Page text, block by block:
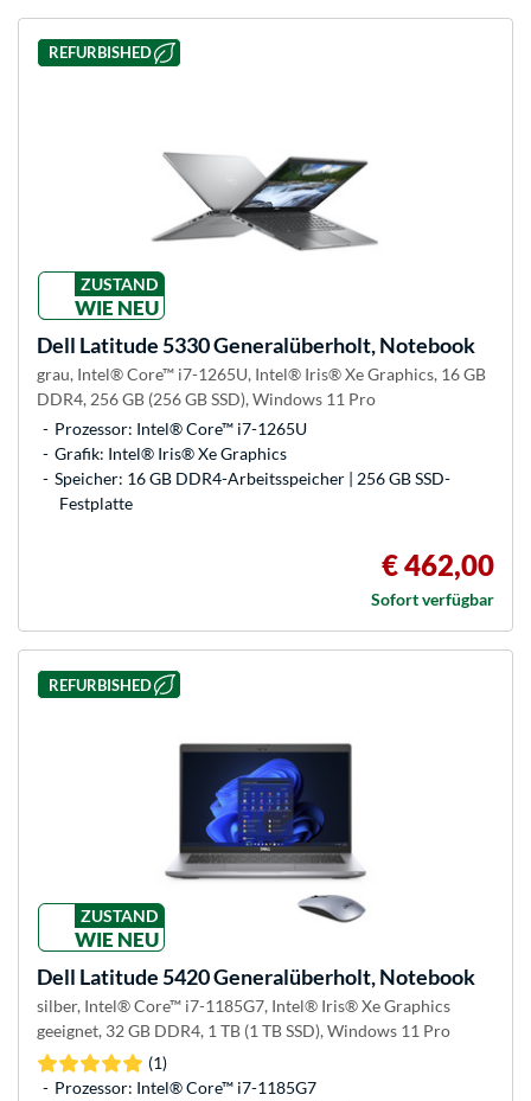
REFURBISHED
ZUSTAND
WIE NEU
Dell Latitude 5330 Generalüberholt, Notebook
grau, Intel® Core™ i7-1265U, Intel® Iris® Xe Graphics, 16 GB
DDR4, 256 GB (256 GB SSD), Windows 11 Pro
Prozessor: Intel® Core™ i7-1265U
Grafik: Intel® Iris® Xe Graphics
Speicher: 16 GB DDR4-Arbeitsspeicher | 256 GB SSD-
Festplatte
€ 462,00
Sofort verfügbar
REFURBISHED
ZUSTAND
WIE NEU
Dell Latitude 5420 Generalüberholt, Notebook
silber, Intel® Core™ i7-1185G7, Intel® Iris® Xe Graphics
geeignet, 32 GB DDR4, 1 TB (1 TB SSD), Windows 11 Pro
(1)
Prozessor: Intel® Core™ i7-1185G7